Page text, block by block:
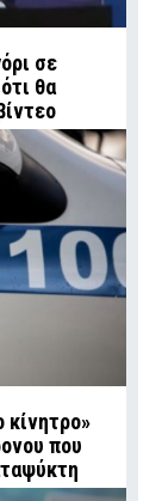
σε
θα
κίνητρο»
που